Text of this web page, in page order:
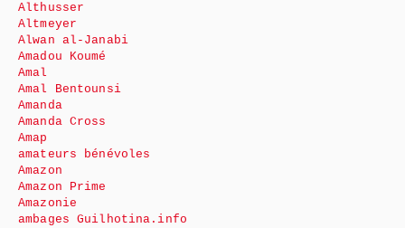
Althusser
Altmeyer
Alwan al-Janabi
Amadou Koumé
Amal
Amal Bentounsi
Amanda
Amanda Cross
Amap
amateurs bénévoles
Amazon
Amazon Prime
Amazonie
ambages Guilhotina.info